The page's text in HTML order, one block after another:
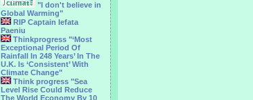
"I don't believe in
Global Warming"
RIP Captain Iefata
Paeniu
Thinkprogress "‘Most
Exceptional Period Of
Rainfall In 248 Years’ In The
U.K. Is ‘Consistent’ With
Climate Change"
Think progress "Sea
Level Rise Could Reduce
The World Economy By 10